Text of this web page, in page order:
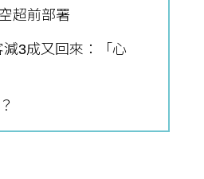
超前部署
3成又回來：「心